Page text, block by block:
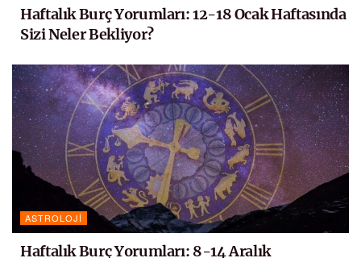
Haftalık Burç Yorumları: 12-18 Ocak Haftasında
Sizi Neler Bekliyor?
ASTROLOJI
Haftalık Burç Yorumları: 8-14 Aralık